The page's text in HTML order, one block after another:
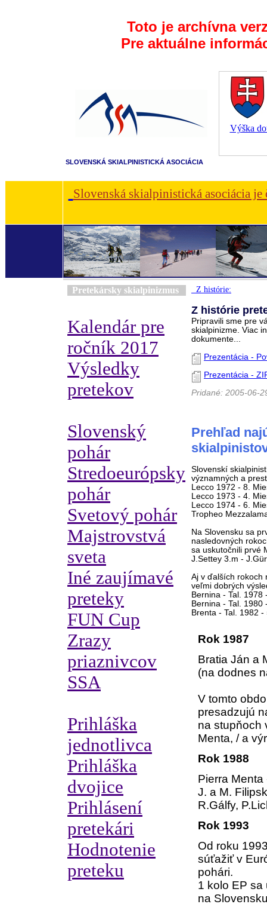
Toto je archívna
Pre aktuálne
Výška
SLOVENSKÁ SKIALPINISTICKÁ ASOCIÁCIA
Slovenská skialpinistická asociácia
Pretekársky skialpinizmus
Kalendár pre
ročník 2017
Výsledky
pretekov
Slovenský
pohár
Stredoeurópsky
pohár
Svetový pohár
Majstrovstvá
sveta
Iné zaujímavé
preteky
FUN Cup
Zrazy
priaznivcov
SSA
Prihláška
jednotlivca
Prihláška
dvojice
Prihlásení
pretekári
Hodnotenie
preteku
Z histórie:
Z histórie
Pripravili sme pre
skialpinizme. Viac
dokumente...
Prezentácia -
Prezentácia -
Pridané: 2005-06-
Prehľad
Slovenskí
významných a
Lecco 1972 - 8.
Lecco 1973 - 4.
Lecco 1974 - 6.
Tropheo
Na Slovensku sa
nasledovných
sa uskutočnili prvé
J.Settey 3.m -
Aj v ďalších rokoch
veľmi dobrých
Bernina - Tal. 1978
Bernina - Tal. 1980
Brenta - Tal. 1982
Rok 1987
Bratia Ján a
(na dodnes
V tomto
presadzujú
na stupňoch
Menta, / a
Rok 1988
Pierra Menta
J. a M.
R.Gálfy,
Rok 1993
Od roku
súťažiť v
pohári.
1 kolo EP sa
na